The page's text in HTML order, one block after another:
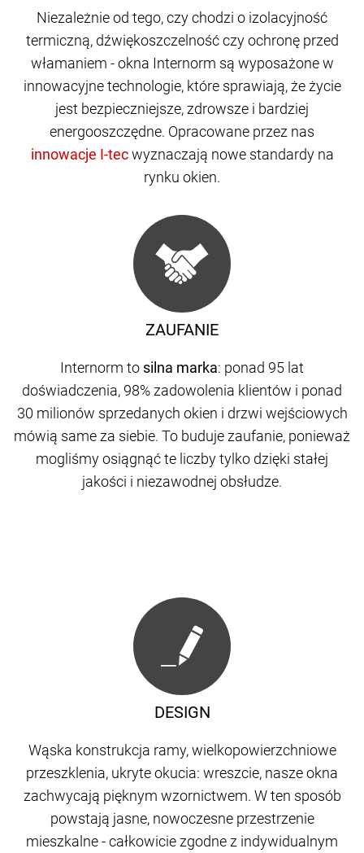
ZAUFANIE
Internorm to silna marka: ponad 95 lat
doświadczenia, 98% zadowolenia klientów i ponad
30 milionów sprzedanych okien i drzwi wejściowych
mówią same za siebie. To buduje zaufanie, ponieważ
mogliśmy osiągnąć te liczby tylko dzięki stałej
jakości i niezawodnej obsłudze.
Niezależnie od tego, czy chodzi o izolacyjność
termiczną, dźwiękoszczelność czy ochronę przed
włamaniem - okna Internorm są wyposażone w
innowacyjne technologie, które sprawiają, że życie
jest bezpieczniejsze, zdrowsze i bardziej
energooszczędne. Opracowane przez nas
wyznaczają nowe standardy na
rynku okien.
DESIGN
Wąska konstrukcja ramy, wielkopowierzchniowe
przeszklenia, ukryte okucia: wreszcie, nasze okna
zachwycają pięknym wzornictwem. W ten sposób
powstają jasne, nowoczesne przestrzenie
mieszkalne - całkowicie zgodne z indywidualnym